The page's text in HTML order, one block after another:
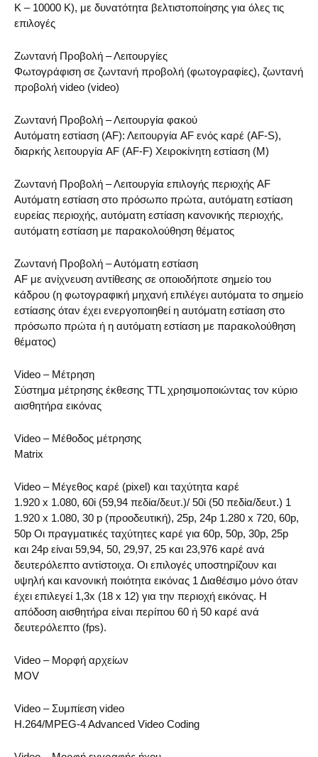
K – 10000 K), με δυνατότητα βελτιστοποίησης για όλες τις
επιλογές
Ζωντανή Προβολή – Λειτουργίες
Φωτογράφιση σε ζωντανή προβολή (φωτογραφίες), ζωντανή
προβολή video (video)
Ζωντανή Προβολή – Λειτουργία φακού
Αυτόματη εστίαση (AF): Λειτουργία AF ενός καρέ (AF-S),
διαρκής λειτουργία AF (AF-F) Χειροκίνητη εστίαση (M)
Ζωντανή Προβολή – Λειτουργία επιλογής περιοχής AF
Αυτόματη εστίαση στο πρόσωπο πρώτα, αυτόματη εστίαση
ευρείας περιοχής, αυτόματη εστίαση κανονικής περιοχής,
αυτόματη εστίαση με παρακολούθηση θέματος
Ζωντανή Προβολή – Αυτόματη εστίαση
AF με ανίχνευση αντίθεσης σε οποιοδήποτε σημείο του
κάδρου (η φωτογραφική μηχανή επιλέγει αυτόματα το σημείο
εστίασης όταν έχει ενεργοποιηθεί η αυτόματη εστίαση στο
πρόσωπο πρώτα ή η αυτόματη εστίαση με παρακολούθηση
θέματος)
Video – Μέτρηση
Σύστημα μέτρησης έκθεσης TTL χρησιμοποιώντας τον κύριο
αισθητήρα εικόνας
Video – Μέθοδος μέτρησης
Matrix
Video – Μέγεθος καρέ (pixel) και ταχύτητα καρέ
1.920 x 1.080, 60i (59,94 πεδία/δευτ.)/ 50i (50 πεδία/δευτ.) 1
1.920 x 1.080, 30 p (προοδευτική), 25p, 24p 1.280 x 720, 60p,
50p Οι πραγματικές ταχύτητες καρέ για 60p, 50p, 30p, 25p
και 24p είναι 59,94, 50, 29,97, 25 και 23,976 καρέ ανά
δευτερόλεπτο αντίστοιχα. Οι επιλογές υποστηρίζουν και
υψηλή και κανονική ποιότητα εικόνας 1 Διαθέσιμο μόνο όταν
έχει επιλεγεί 1,3x (18 x 12) για την περιοχή εικόνας. Η
απόδοση αισθητήρα είναι περίπου 60 ή 50 καρέ ανά
δευτερόλεπτο (fps).
Video – Μορφή αρχείων
MOV
Video – Συμπίεση video
H.264/MPEG-4 Advanced Video Coding